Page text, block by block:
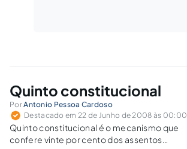
Quinto constitucional
PorAntonio Pessoa Cardoso
Destacado em 22 de Junho de 2008 às 00:00
Quinto constitucional é o mecanismo que
confere vinte por cento dos assentos